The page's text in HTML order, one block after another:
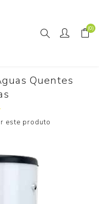
(0)
Quentes Sanitárias
Quentes
este produto